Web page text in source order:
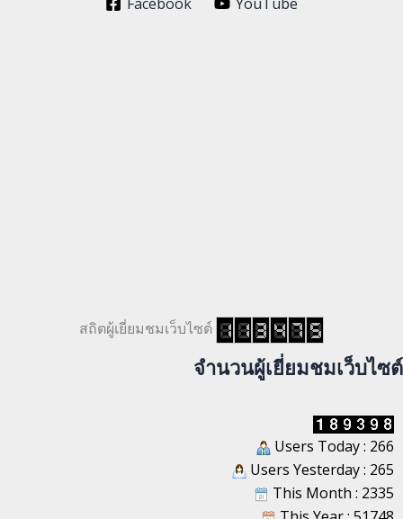
สถิตผู้เยี่ยมชมเว็บไซต์
จำนวนผู้เยี่ยมชมเว็บไซต์
Users Today : 266
Users Yesterday : 265
This Month : 2335